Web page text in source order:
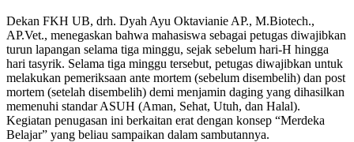
Dekan FKH UB, drh. Dyah Ayu Oktavianie AP., M.Biotech.,
AP.Vet., menegaskan bahwa mahasiswa sebagai petugas diwajibkan
turun lapangan selama tiga minggu, sejak sebelum hari-H hingga
hari tasyrik. Selama tiga minggu tersebut, petugas diwajibkan untuk
melakukan pemeriksaan ante mortem (sebelum disembelih) dan post
mortem (setelah disembelih) demi menjamin daging yang dihasilkan
memenuhi standar ASUH (Aman, Sehat, Utuh, dan Halal).
Kegiatan penugasan ini berkaitan erat dengan konsep “Merdeka
Belajar” yang beliau sampaikan dalam sambutannya.